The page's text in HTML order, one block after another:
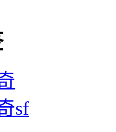
sf